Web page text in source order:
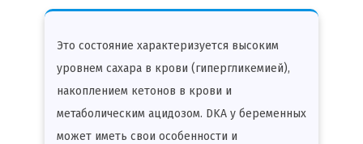
Это состояние характеризуется высоким
уровнем сахара в крови (гипергликемией),
накоплением кетонов в крови и
метаболическим ацидозом. DKA у беременных
может иметь свои особенности и